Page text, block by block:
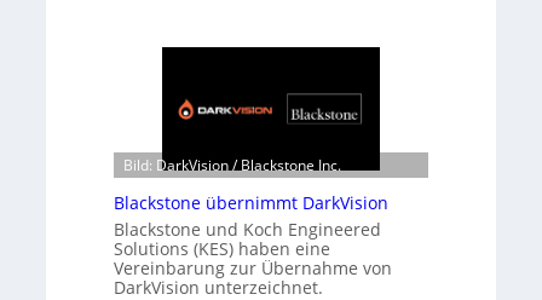
Bild: DarkVision / Blackstone Inc.
Blackstone übernimmt DarkVision
Blackstone und Koch Engineered
Solutions (KES) haben eine
Vereinbarung zur Übernahme von
DarkVision unterzeichnet.